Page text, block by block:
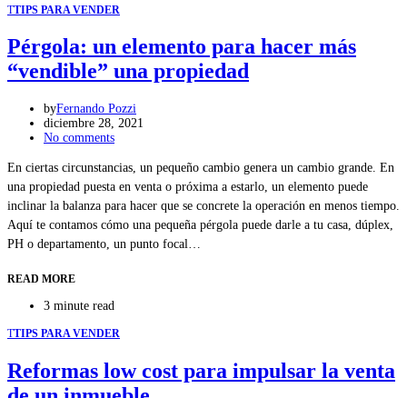
TTIPS PARA VENDER
Pérgola: un elemento para hacer más
“vendible” una propiedad
byFernando Pozzi
diciembre 28, 2021
No comments
En ciertas circunstancias, un pequeño cambio genera un cambio grande. En
una propiedad puesta en venta o próxima a estarlo, un elemento puede
inclinar la balanza para hacer que se concrete la operación en menos tiempo.
Aquí te contamos cómo una pequeña pérgola puede darle a tu casa, dúplex,
PH o departamento, un punto focal…
READ MORE
3 minute read
TTIPS PARA VENDER
Reformas low cost para impulsar la venta